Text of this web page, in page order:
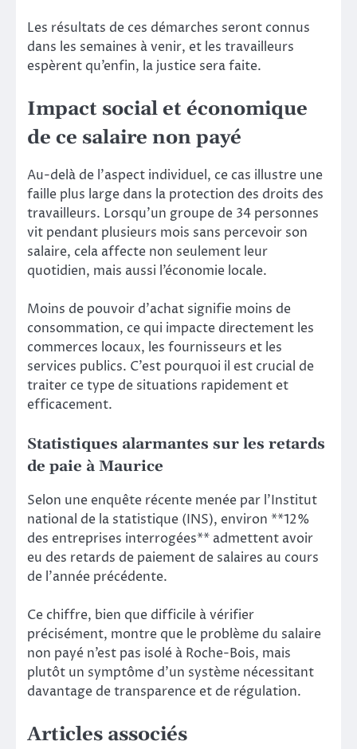
Les résultats de ces démarches seront connus
dans les semaines à venir, et les travailleurs
espèrent qu’enfin, la justice sera faite.
Impact social et économique
de ce salaire non payé
Au-delà de l’aspect individuel, ce cas illustre une
faille plus large dans la protection des droits des
travailleurs. Lorsqu’un groupe de 34 personnes
vit pendant plusieurs mois sans percevoir son
salaire, cela affecte non seulement leur
quotidien, mais aussi l’économie locale.
Moins de pouvoir d’achat signifie moins de
consommation, ce qui impacte directement les
commerces locaux, les fournisseurs et les
services publics. C’est pourquoi il est crucial de
traiter ce type de situations rapidement et
efficacement.
Statistiques alarmantes sur les retards
de paie à Maurice
Selon une enquête récente menée par l’Institut
national de la statistique (INS), environ **12%
des entreprises interrogées** admettent avoir
eu des retards de paiement de salaires au cours
de l’année précédente.
Ce chiffre, bien que difficile à vérifier
précisément, montre que le problème du salaire
non payé n’est pas isolé à Roche-Bois, mais
plutôt un symptôme d’un système nécessitant
davantage de transparence et de régulation.
Articles associés